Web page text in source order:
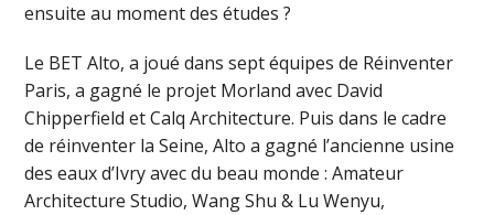
ensuite au moment des études ?
Le BET Alto, a joué dans sept équipes de Réinventer
Paris, a gagné le projet Morland avec David
Chipperfield et Calq Architecture. Puis dans le cadre
de réinventer la Seine, Alto a gagné l’ancienne usine
des eaux d’Ivry avec du beau monde : Amateur
Architecture Studio, Wang Shu & Lu Wenyu,